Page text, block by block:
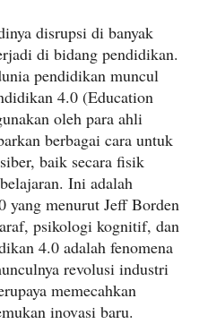
disrupsi di banyak
di bidang pendidikan.
pendidikan muncul
4.0 (Education
oleh para ahli
berbagai cara untuk
baik secara fisik
Ini adalah
yang menurut Jeff Borden
psikologi kognitif, dan
4.0 adalah fenomena
revolusi industri
memecahkan
inovasi baru.